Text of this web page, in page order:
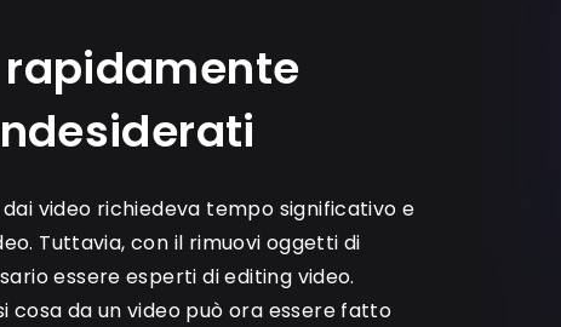
video richiedeva tempo significativo e
Tuttavia, con il rimuovi oggetti di
essere esperti di editing video.
cosa da un video può ora essere fatto